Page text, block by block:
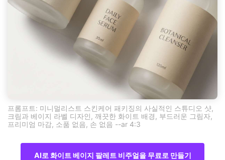
프롬프트: 미니멀리스트 스킨케어 패키징의 사실적인 스튜디오 샷,
크림과 베이지 라벨 디자인, 깨끗한 화이트 배경, 부드러운 그림자,
프리미엄 마감, 소품 없음, 손 없음 --ar 4:3
AI로 화이트 베이지 팔레트 비주얼을 무료로 만들기